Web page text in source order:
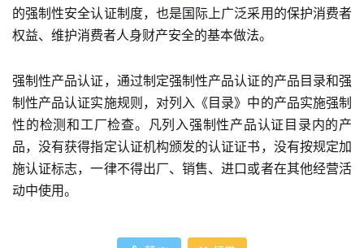
的强制性安全认证制度，也是国际上广泛采用的保护消费者
权益、维护消费者人身财产安全的基本做法。
强制性产品认证，通过制定强制性产品认证的产品目录和强
制性产品认证实施规则，对列入《目录》中的产品实施强制
性的检测和工厂检查。凡列入强制性产品认证目录内的产
品，没有获得指定认证机构颁发的认证证书，没有按规定加
施认证标志，一律不得出厂、销售、进口或者在其他经营活
动中使用。